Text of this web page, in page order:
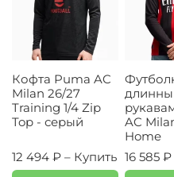
Кофта Puma AC
Milan 26/27
Training 1/4 Zip
Top - серый
12 494 ₽ – Купить
AC
Home
16 585 ₽